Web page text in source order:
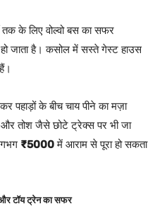
तक के लिए वोल्वो बस का सफर
जाता है। कसोल में सस्ते गेस्ट हाउस
पहाड़ों के बीच चाय पीने का मज़ा
तोश जैसे छोटे ट्रेक्स पर भी जा
₹5000में आराम से पूरा हो सकता
और टॉय ट्रेन का सफर